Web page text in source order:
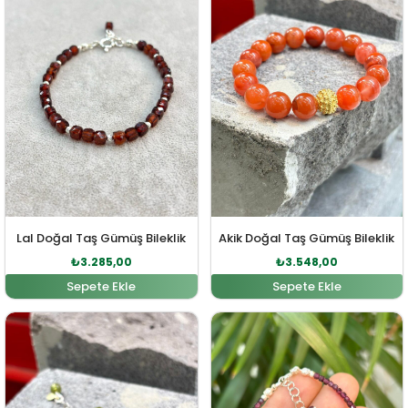
Lal Doğal Taş Gümüş Bileklik
₺3.285,00
Sepete Ekle
Akik Doğal Taş Gümüş Bileklik
₺3.548,00
Sepete Ekle
Orijinal fiyat: ₺5.060,00.Şu andaki fiyat: ₺4.600,00.Orijinal fiyat:Şu andaki